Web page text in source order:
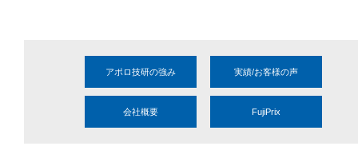
アポロ技研の強み 実績/お客様の声
会社概要 FujiPrix